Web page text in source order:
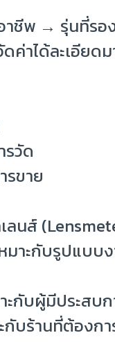
าชีพ → รุ่นที่รอ
ค่าได้ละเอียด
รวัด
รขาย
ลนส์
มาะกับรูปแบบ
ะกับผู้มีประสบ
กับร้านที่ต้องกา